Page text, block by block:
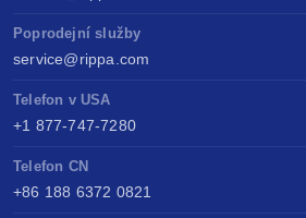
Poprodejní služby
service@rippa.com
Telefon v USA
+1 877-747-7280
Telefon CN
+86 188 6372 0821